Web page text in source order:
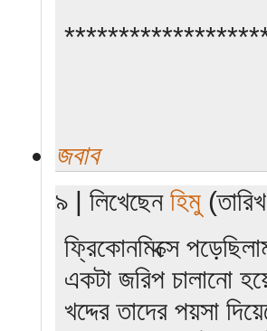
জবাব
৯ | লিখেছেন হিমু
ফ্রিকোনমিক্সে
একটা জরিপ চালানো
খদ্দের তাদের পয়সা